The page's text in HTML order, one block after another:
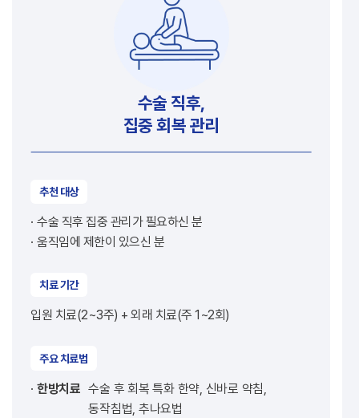
수술 직후,
집중 회복 관리
추천 대상
수술 직후 집중 관리가 필요하신 분
움직임에 제한이 있으신 분
치료 기간
입원 치료(2~3주) + 외래 치료(주 1~2회)
주요 치료법
한방치료 수술 후 회복 특화 한약, 신바로 약침,
동작침법, 추나요법